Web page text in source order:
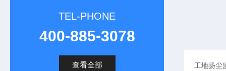
TEL-PHONE
400-885-3078
查看全部